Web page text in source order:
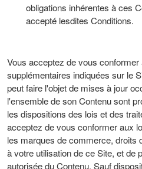
obligations inhérentes à ces
accepté lesdites Conditions.
Vous acceptez de vous
supplémentaires indiquées sur le
peut faire l'objet de mises à jour
l'ensemble de son Contenu sont
les dispositions des lois et des
acceptez de vous conformer aux
les marques de commerce, droits
à votre utilisation de ce Site, et de
autorisée du Contenu. Sauf